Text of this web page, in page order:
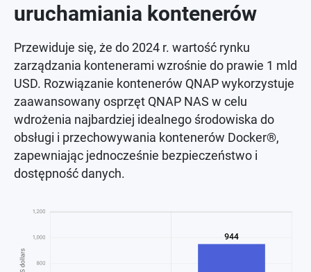
uruchamiania kontenerów
Przewiduje się, że do 2024 r. wartość rynku
zarządzania kontenerami wzrośnie do prawie 1 mld
USD. Rozwiązanie kontenerów QNAP wykorzystuje
zaawansowany osprzęt QNAP NAS w celu
wdrożenia najbardziej idealnego środowiska do
obsługi i przechowywania kontenerów Docker®,
zapewniając jednocześnie bezpieczeństwo i
dostępność danych.